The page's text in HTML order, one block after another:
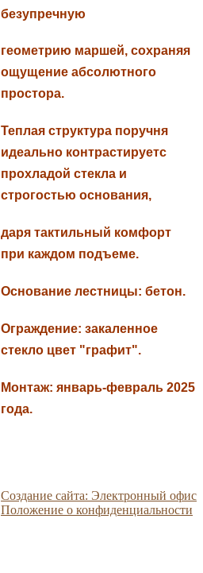
безупречную
геометрию маршей, сохраняя
ощущение абсолютного
простора.
Теплая структура поручня
идеально контрастируетс
прохладой стекла и
строгостью основания,
даря тактильный комфорт
при каждом подъеме.
Основание лестницы: бетон.
Ограждение: закаленное
стекло цвет "графит".
Монтаж: январь-февраль 2025
года.
Создание сайта: Электронный офис
Положение о конфиденциальности